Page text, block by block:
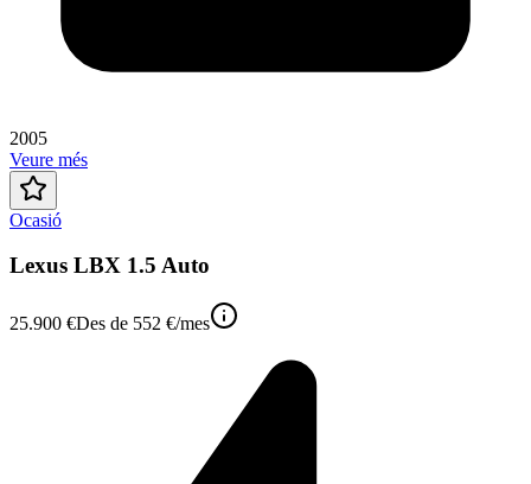
2005
Veure més
Ocasió
Lexus LBX 1.5 Auto
25.900 €Des de 552 €/mes